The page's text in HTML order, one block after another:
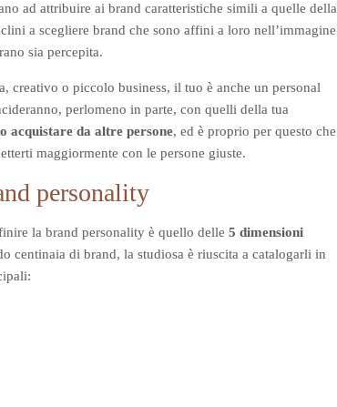
ad attribuire ai brand caratteristiche simili a quelle della
a scegliere brand che sono affini a loro nell’immagine
sia percepita.
creativo o piccolo business, il tuo è anche un personal
perlomeno in parte, con quelli della tua
acquistare da altre persone, ed è proprio per questo che
maggiormente con le persone giuste.
personality
la brand personality è quello delle 5 dimensioni
centinaia di brand, la studiosa è riuscita a catalogarli in